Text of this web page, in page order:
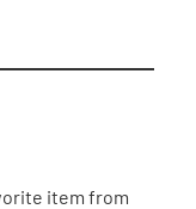
item from